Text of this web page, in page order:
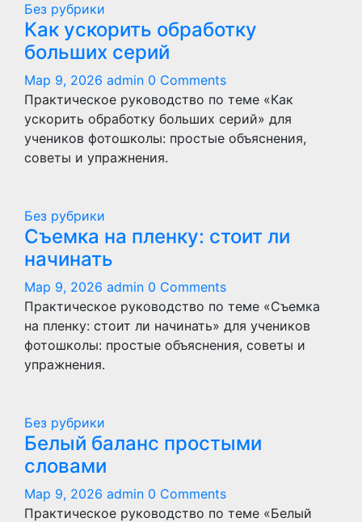
Без рубрики
Как ускорить обработку
больших серий
Мар 9, 2026 admin 0 Comments
Практическое руководство по теме «Как
ускорить обработку больших серий» для
учеников фотошколы: простые объяснения,
советы и упражнения.
Без рубрики
Съемка на пленку: стоит ли
начинать
Мар 9, 2026 admin 0 Comments
Практическое руководство по теме «Съемка
на пленку: стоит ли начинать» для учеников
фотошколы: простые объяснения, советы и
упражнения.
Без рубрики
Белый баланс простыми
словами
Мар 9, 2026 admin 0 Comments
Практическое руководство по теме «Белый